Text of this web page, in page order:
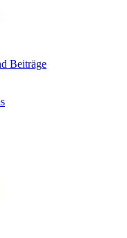
Beiträge